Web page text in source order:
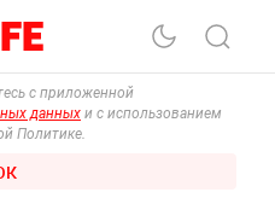
с приложенной
данных и с использованием
Политике.